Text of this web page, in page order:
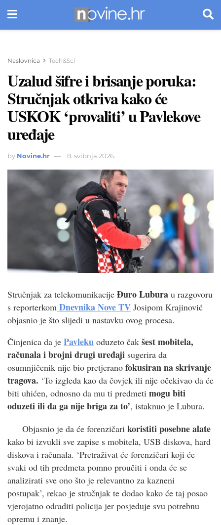
Naslovnica Tech&Sci
Uzalud šifre i brisanje poruka:
Stručnjak otkriva kako će
USKOK ‘provaliti’ u Pavlekove
uređaje
by Novine.hr 8. svibnja 2026.
Stručnjak za telekomunikacije Đuro Lubura u razgovoru
s reporterkom Dnevnika Nove TV Josipom Krajinović
objasnio je što slijedi u nastavku ovog procesa.
Činjenica da je Pavleku oduzeto čak šest mobitela,
računala i brojni drugi uređaji sugerira da
osumnjičenik nije bio pretjerano fokusiran na skrivanje
tragova. ‘To izgleda kao da čovjek ili nije očekivao da će
biti uhićen, odnosno da mu ti predmeti mogu biti
oduzeti ili da ga nije briga za to’, istaknuo je Lubura.
Objasnio je da će forenzičari koristiti posebne alate
kako bi izvukli sve zapise s mobitela, USB diskova, hard
diskova i računala. ‘Pretraživat će forenzičari koji će
svaki od tih predmeta pomno proučiti i onda će se
analizirati sve ono što je relevantno za kazneni
postupak’, rekao je stručnjak te dodao kako će taj posao
vjerojatno odraditi policija jer posjeduje svu potrebnu
opremu i znanje.